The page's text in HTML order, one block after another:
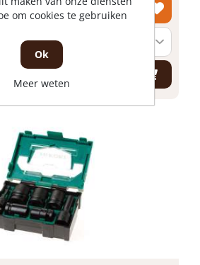
+
om cookies te gebruiken
Ok
Meer weten